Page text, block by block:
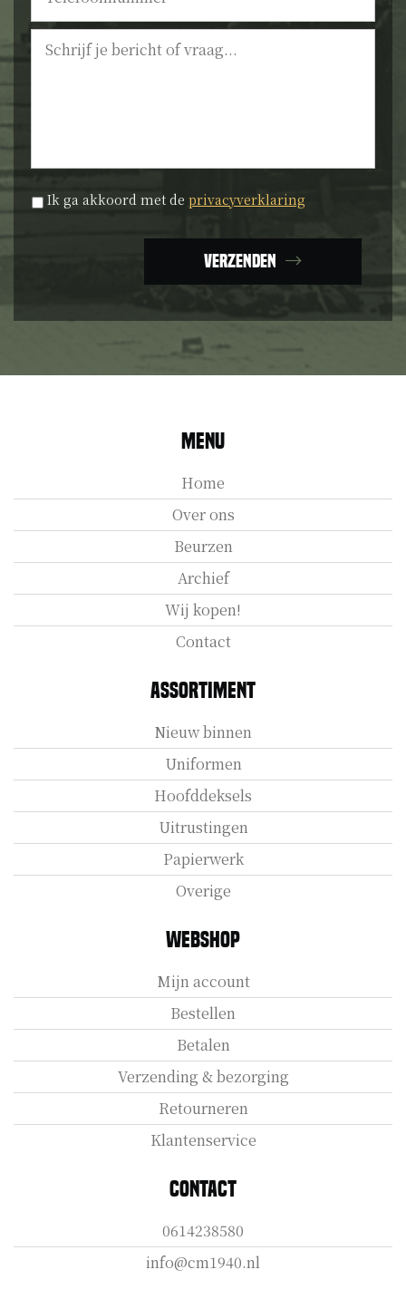
Privacyverklaring *
Ik ga akkoord met de privacyverklaring
Verzenden
Menu
Home
Over ons
Beurzen
Archief
Wij kopen!
Contact
Assortiment
Nieuw binnen
Uniformen
Hoofddeksels
Uitrustingen
Papierwerk
Overige
Webshop
Mijn account
Bestellen
Betalen
Verzending & bezorging
Retourneren
Klantenservice
Contact
0614238580
info@cm1940.nl